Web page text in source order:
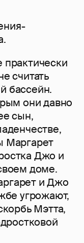
считать
бассейн.
они давно
сын,
Маргарет
Джо и
доме.
и Джо
угрожают,
Мэтта,